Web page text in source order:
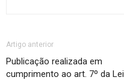
Artigo anterior
Publicação realizada em
cumprimento ao art. 7º da Lei